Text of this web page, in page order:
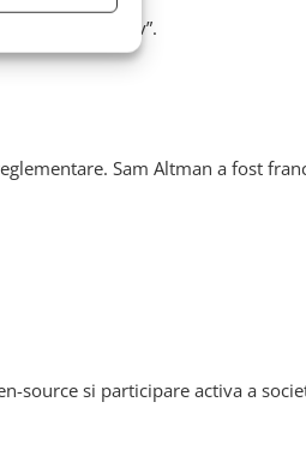
“copilot cognitiv”.
Sam Altman a fost
si participare activa a